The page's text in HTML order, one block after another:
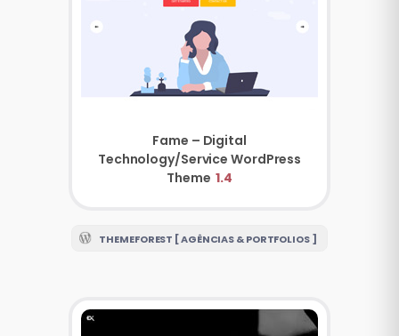
Fame – Digital
Technology/Service WordPress
Theme 1.4
THEMEFOREST [ AGÊNCIAS & PORTFOLIOS ]